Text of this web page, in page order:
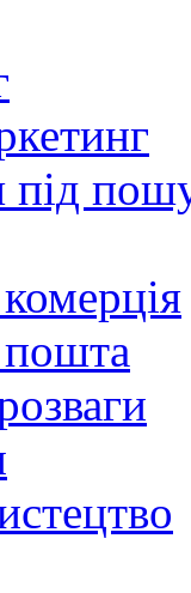
під